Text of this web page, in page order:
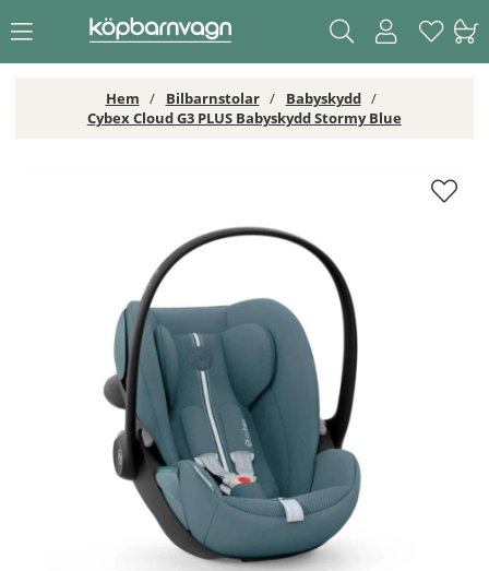
Hem Bilbarnstolar
Babyskydd
Cybex Cloud G3 PLUS Babyskydd Stormy Blue